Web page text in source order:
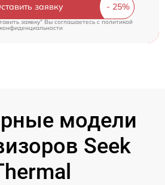
заявку
заявку" Вы соглашаетесь cполитикой
конфиденциальности
модели
Seek